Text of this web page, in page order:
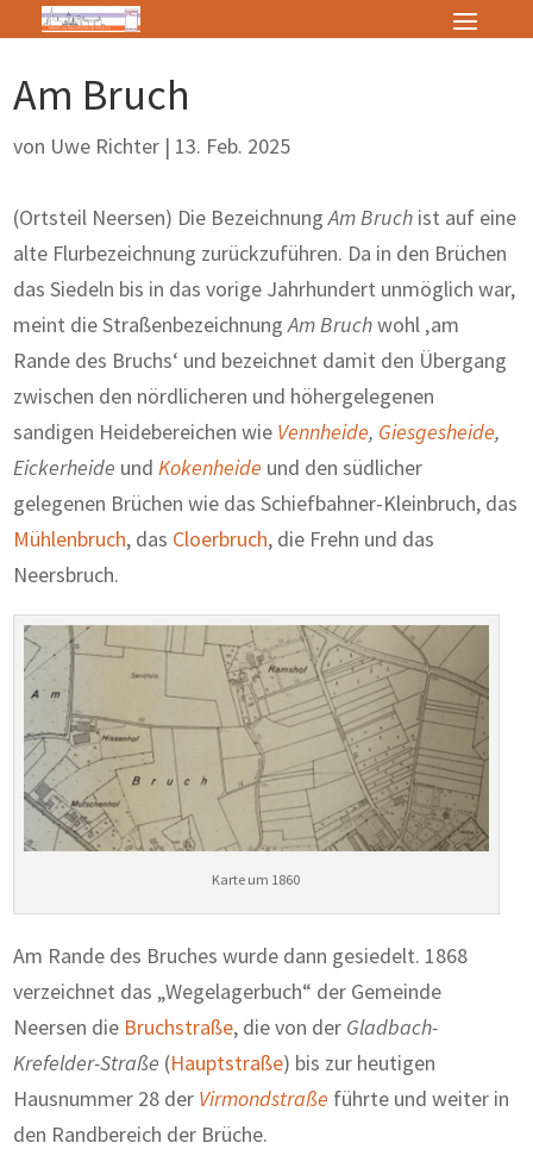
Am Bruch
von Uwe Richter | 13. Feb. 2025
(Ortsteil Neersen) Die BezeichnungAm Bruch ist auf eine
alte Flurbezeichnung zurückzuführen. Da in den Brüchen
das Siedeln bis in das vorige Jahrhundert unmöglich war,
meint die StraßenbezeichnungAm Bruchwohl ‚am
Rande des Bruchs‘ und bezeichnet damit den Übergang
zwischen den nördlicheren und höhergelegenen
sandigen Heidebereichen wie Vennheide, Giesgesheide,
Eickerheide und Kokenheide und den südlicher
gelegenen Brüchen wie das Schiefbahner-Kleinbruch, das
Mühlenbruch, das Cloerbruch, die Frehn und das
Neersbruch.
Karte um 1860
Am Rande des Bruches wurde dann gesiedelt. 1868
verzeichnet das „Wegelagerbuch“ der Gemeinde
Neersen die Bruchstraße, die von der Gladbach-
Krefelder-Straße (Hauptstraße) bis zur heutigen
Hausnummer 28 der Virmondstraße führte und weiter in
den Randbereich der Brüche.